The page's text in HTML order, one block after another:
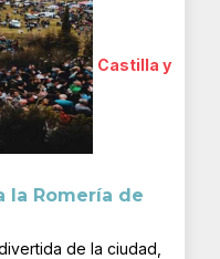
Castilla y
la Romería de
de la ciudad,